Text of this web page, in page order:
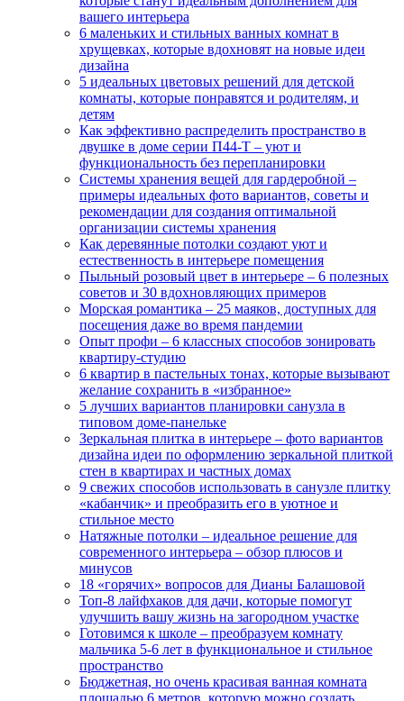
вашего интерьера
6 маленьких и стильных ванных комнат в
хрущевках, которые вдохновят на новые идеи
дизайна
5 идеальных цветовых решений для детской
комнаты, которые понравятся и родителям, и
детям
Как эффективно распределить пространство в
двушке в доме серии П44-Т – уют и
функциональность без перепланировки
Системы хранения вещей для гардеробной –
примеры идеальных фото вариантов, советы и
рекомендации для создания оптимальной
организации системы хранения
Как деревянные потолки создают уют и
естественность в интерьере помещения
Пыльный розовый цвет в интерьере – 6 полезных
советов и 30 вдохновляющих примеров
Морская романтика – 25 маяков, доступных для
посещения даже во время пандемии
Опыт профи – 6 классных способов зонировать
квартиру-студию
6 квартир в пастельных тонах, которые вызывают
желание сохранить в «избранное»
5 лучших вариантов планировки санузла в
типовом доме-панельке
Зеркальная плитка в интерьере – фото вариантов
дизайна идеи по оформлению зеркальной плиткой
стен в квартирах и частных домах
9 свежих способов использовать в санузле плитку
«кабанчик» и преобразить его в уютное и
стильное место
Натяжные потолки – идеальное решение для
современного интерьера – обзор плюсов и
минусов
18 «горячих» вопросов для Дианы Балашовой
Топ-8 лайфхаков для дачи, которые помогут
улучшить вашу жизнь на загородном участке
Готовимся к школе – преобразуем комнату
мальчика 5-6 лет в функциональное и стильное
пространство
Бюджетная, но очень красивая ванная комната
площадью 6 метров, которую можно создать